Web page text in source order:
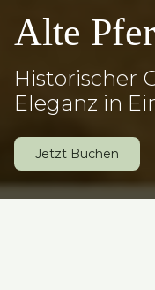
Alte
Historischer
Eleganz in
Jetzt Buchen